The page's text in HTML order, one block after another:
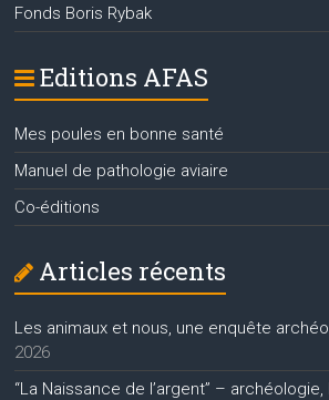
Fonds Boris Rybak
Editions AFAS
Mes poules en bonne santé
Manuel de pathologie aviaire
Co-éditions
Articles récents
Les animaux et nous, une enquête
2026
“La Naissance de l’argent” –